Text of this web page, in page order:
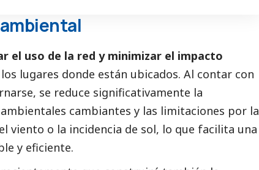
el uso de la red y minimizar el impacto
lugares donde están ubicados. Al contar con
se reduce significativamente la
cambiantes y las limitaciones por la
viento o la incidencia de sol, lo que facilita una
y eficiente.